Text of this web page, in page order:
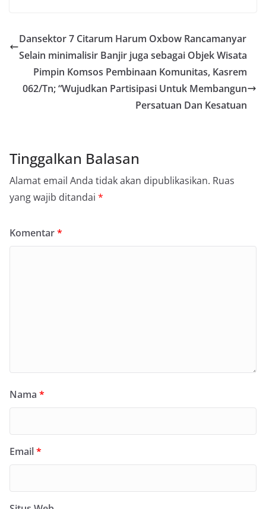
Dansektor 7 Citarum Harum Oxbow Rancamanyar
Selain minimalisir Banjir juga sebagai Objek Wisata
Pimpin Komsos Pembinaan Komunitas, Kasrem
062/Tn; “Wujudkan Partisipasi Untuk Membangun
Persatuan Dan Kesatuan
Tinggalkan Balasan
Alamat email Anda tidak akan dipublikasikan. Ruas
yang wajib ditandai *
Komentar*
Nama *
Email*